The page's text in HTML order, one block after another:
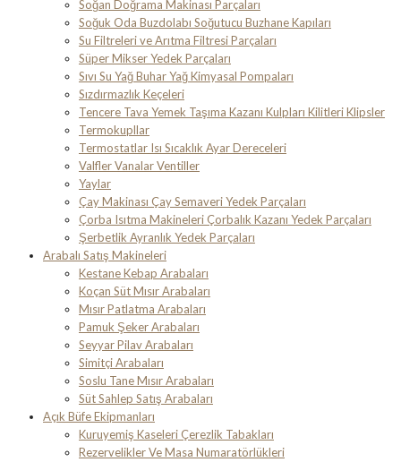
Soğan Doğrama Makinası Parçaları
Soğuk Oda Buzdolabı Soğutucu Buzhane Kapıları
Su Filtreleri ve Arıtma Filtresi Parçaları
Süper Mikser Yedek Parçaları
Sıvı Su Yağ Buhar Yağ Kimyasal Pompaları
Sızdırmazlık Keçeleri
Tencere Tava Yemek Taşıma Kazanı Kulpları Kilitleri Klipsler
Termokupllar
Termostatlar Isı Sıcaklık Ayar Dereceleri
Valfler Vanalar Ventiller
Yaylar
Çay Makinası Çay Semaveri Yedek Parçaları
Çorba Isıtma Makineleri Çorbalık Kazanı Yedek Parçaları
Şerbetlik Ayranlık Yedek Parçaları
Arabalı Satış Makineleri
Kestane Kebap Arabaları
Koçan Süt Mısır Arabaları
Mısır Patlatma Arabaları
Pamuk Şeker Arabaları
Seyyar Pilav Arabaları
Simitçi Arabaları
Soslu Tane Mısır Arabaları
Süt Sahlep Satış Arabaları
Açık Büfe Ekipmanları
Kuruyemiş Kaseleri Çerezlik Tabakları
Rezervelikler Ve Masa Numaratörlükleri